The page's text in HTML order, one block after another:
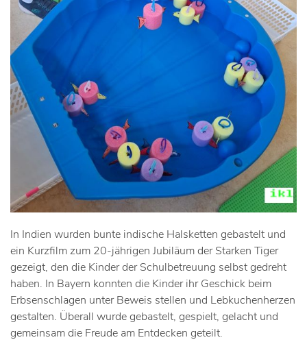
In Indien wurden bunte indische Halsketten gebastelt und
ein Kurzfilm zum 20-jährigen Jubiläum der Starken Tiger
gezeigt, den die Kinder der Schulbetreuung selbst gedreht
haben. In Bayern konnten die Kinder ihr Geschick beim
Erbsenschlagen unter Beweis stellen und Lebkuchenherzen
gestalten. Überall wurde gebastelt, gespielt, gelacht und
gemeinsam die Freude am Entdecken geteilt.